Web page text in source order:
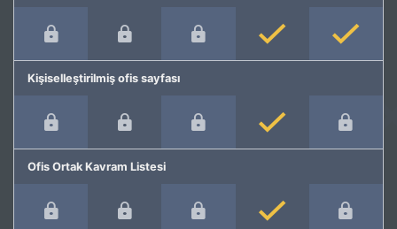
Kişiselleştirilmiş ofis sayfası
Ofis Ortak Kavram Listesi